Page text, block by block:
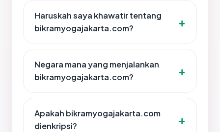
Haruskah saya khawatir tentang
bikramyogajakarta.com?
Negara mana yang menjalankan
bikramyogajakarta.com?
Apakah bikramyogajakarta.com
dienkripsi?